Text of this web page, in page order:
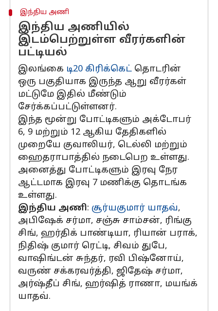
இந்திய அணி
இந்திய அணியில்
இடம்பெற்றுள்ள வீரர்களின்
பட்டியல்
இலங்கை டி20 கிரிக்கெட் தொடரின்
ஒரு பகுதியாக இருந்த ஆறு வீரர்கள்
மட்டுமே இதில் மீண்டும்
சேர்க்கப்பட்டுள்ளனர்.
இந்த மூன்று போட்டிகளும் அக்டோபர்
6, 9 மற்றும் 12 ஆகிய தேதிகளில்
முறையே குவாலியர், டெல்லி மற்றும்
ஹைதராபாத்தில் நடைபெற உள்ளது.
அனைத்து போட்டிகளும் இரவு நேர
ஆட்டமாக இரவு 7 மணிக்கு தொடங்க
உள்ளது.
இந்திய அணி: சூர்யகுமார் யாதவ்,
அபிஷேக் சர்மா, சஞ்சு சாம்சன், ரிங்கு
சிங், ஹர்திக் பாண்டியா, ரியான் பராக்,
நிதிஷ் குமார் ரெட்டி, சிவம் துபே,
வாஷிங்டன் சுந்தர், ரவி பிஷ்னோய்,
வருண் சக்கரவர்த்தி, ஜிதேஷ் சர்மா,
அர்ஷ்தீப் சிங், ஹர்ஷித் ராணா, மயங்க்
யாதவ்.